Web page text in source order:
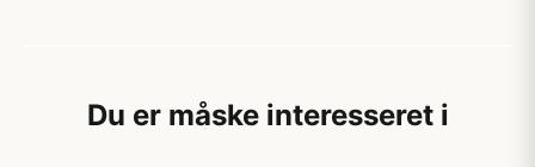
Du er måske interesseret i